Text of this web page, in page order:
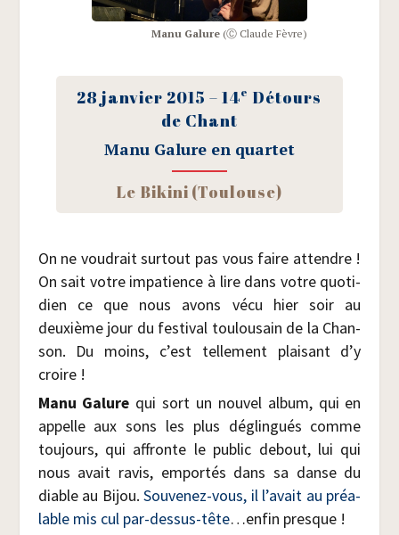
Manu Galure (Ⓒ Claude Fèvre)
28 jan­vier 2015 – 14e Détours
de Chant
Manu Galure en quartet
Le Biki­ni (Tou­louse)
On ne vou­drait sur­tout pas vous faire attendre !
On sait votre impa­tience à lire dans votre quo­ti­
dien ce que nous avons vécu hier soir au
deuxième jour du fes­ti­val tou­lou­sain de la Chan­
son. Du moins, c’est tel­le­ment plai­sant d’y
croire !
Manu Galure qui sort un nou­vel album, qui en
appelle aux sons les plus déglin­gués comme
tou­jours, qui affronte le public debout, lui qui
nous avait ravis, empor­tés dans sa danse du
diable au Bijou.Sou­ve­nez-vous, il l’avait au préa­
lable mis cul par-des­sus-tête…enfin presque !